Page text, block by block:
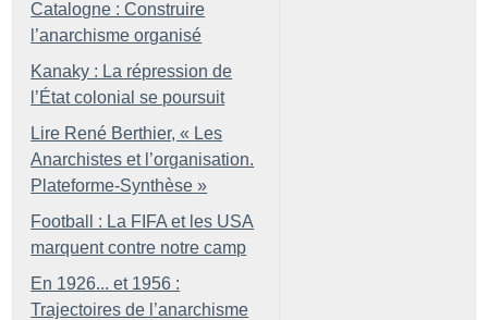
Catalogne : Construire
l’anarchisme organisé
Kanaky : La répression de
l’État colonial se poursuit
Lire René Berthier, « Les
Anarchistes et l’organisation.
Plateforme-Synthèse »
Football : La FIFA et les USA
marquent contre notre camp
En 1926... et 1956 :
Trajectoires de l’anarchisme